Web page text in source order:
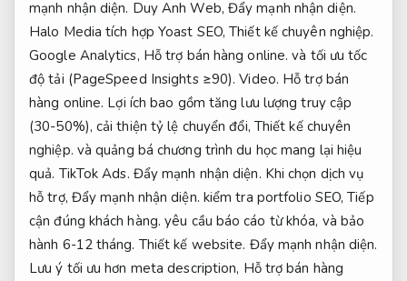
mạnh nhận diện. Duy Anh Web, Đẩy mạnh nhận diện.
Halo Media tích hợp Yoast SEO,Thiết kế chuyên nghiệp.
Google Analytics, Hỗ trợ bán hàng online. và tối ưu tốc
độ tải (PageSpeed Insights ≥90).Video. Hỗ trợ bán
hàng online. Lợi ích bao gồm tăng lưu lượng truy cập
(30-50%), cải thiện tỷ lệ chuyển đổi, Thiết kế chuyên
nghiệp. và quảng bá chương trình du học mang lại hiệu
quả. TikTok Ads. Đẩy mạnh nhận diện. Khi chọn dịch vụ
hỗ trợ, Đẩy mạnh nhận diện. kiểm tra portfolio SEO,Tiếp
cận đúng khách hàng. yêu cầu báo cáo từ khóa, và bảo
hành 6-12 tháng. Thiết kế website. Đẩy mạnh nhận diện.
Lưu ý tối ưu hơn meta description, Hỗ trợ bán hàng